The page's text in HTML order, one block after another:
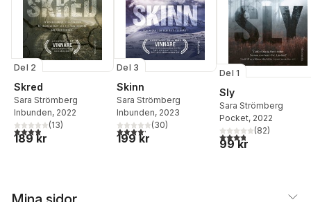
Del 2
Skred
Sara Strömberg
Inbunden, 2022
3,9utav 5 stjärnor. Totalt antal röster:
(13)
189 kr
Del 3
Skinn
Sara Strömberg
Inbunden, 2023
4,2utav 5 stjärnor. Totalt antal röster:
(30)
199 kr
Del 1
Sly
Sara Strömberg
Pocket, 2022
3,8utav 5 stjärnor.
(82)
99 kr